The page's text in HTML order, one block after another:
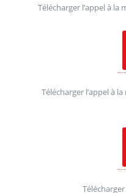
Télécharger l’appel à la
Télécharger l’appel à